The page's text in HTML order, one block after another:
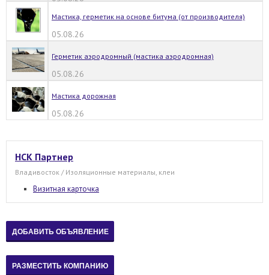
Мастика, герметик на основе битума (от производителя)
05.08.26
Герметик аэродромный (мастика аэродромная)
05.08.26
Мастика дорожная
05.08.26
НСК Партнер
Владивосток / Изоляционные материалы, клеи
Визитная карточка